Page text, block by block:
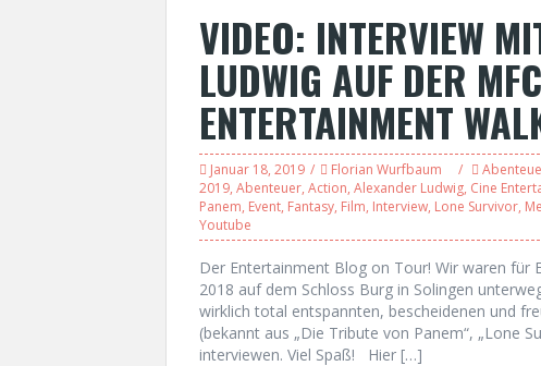
VIDEO: INTERVIEW
LUDWIG AUF DER
ENTERTAINMENT
Januar 18, 2019 Florian Wurfbaum
2019, Abenteuer, Action, Alexander Ludwig, Cine
Panem, Event, Fantasy, Film, Interview, Lone Survivor,
Youtube
Der Entertainment Blog on Tour! Wir waren für
2018 auf dem Schloss Burg in Solingen
wirklich total entspannten, bescheidenen und
(bekannt aus „Die Tribute von Panem“, „Lone
interviewen. Viel Spaß! Hier […]